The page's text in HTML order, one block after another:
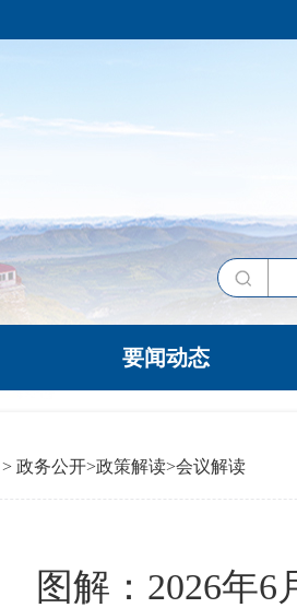
要闻动态
> 政务公开>政策解读>会议解读
图解：2026年